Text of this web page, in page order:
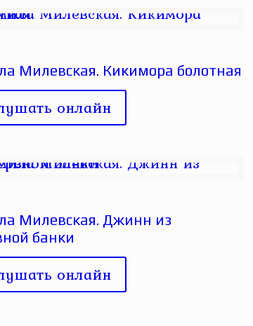
Милевская. Кикимора болотная
онлайн
Милевская. Джинн из
банки
онлайн